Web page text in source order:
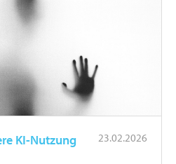
23.02.2026
KI-Nutzung